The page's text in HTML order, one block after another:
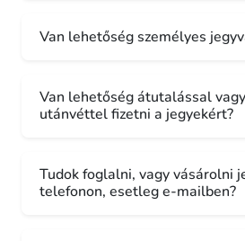
Van lehetőség személyes
Van lehetőség átutalással
utánvéttel fizetni a jegyekért?
Tudok foglalni, vagy vásárolni
telefonon, esetleg e-mailben?